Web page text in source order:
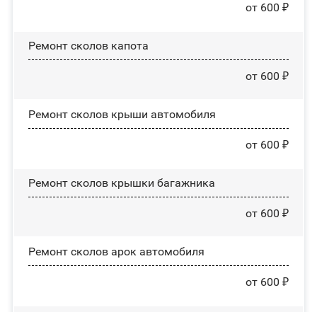
от 600 ₽
Ремонт сколов капота
от 600 ₽
Ремонт сколов крыши автомобиля
от 600 ₽
Ремонт сколов крышки багажника
от 600 ₽
Ремонт сколов арок автомобиля
от 600 ₽